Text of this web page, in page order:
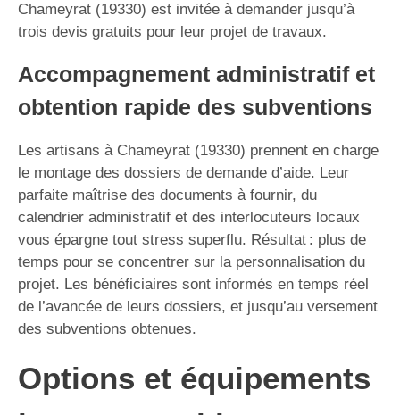
Chameyrat (19330) est invitée à demander jusqu’à
trois devis gratuits pour leur projet de travaux.
Accompagnement administratif et
obtention rapide des subventions
Les artisans à Chameyrat (19330) prennent en charge
le montage des dossiers de demande d’aide. Leur
parfaite maîtrise des documents à fournir, du
calendrier administratif et des interlocuteurs locaux
vous épargne tout stress superflu. Résultat : plus de
temps pour se concentrer sur la personnalisation du
projet. Les bénéficiaires sont informés en temps réel
de l’avancée de leurs dossiers, et jusqu’au versement
des subventions obtenues.
Options et équipements